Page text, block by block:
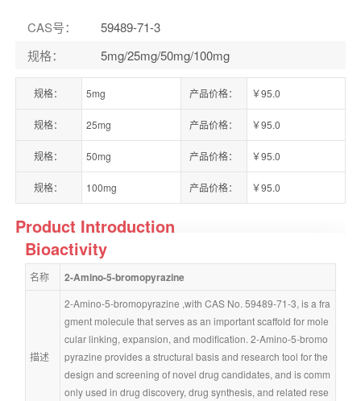
CAS号：
59489-71-3
规格： 5mg/25mg/50mg/100mg
规格： 5mg 产品价格： ￥95.0
规格： 25mg 产品价格： ￥95.0
规格： 50mg 产品价格： ￥95.0
规格： 100mg 产品价格： ￥95.0
Product Introduction
Bioactivity
名称 2-Amino-5-bromopyrazine
描述
2-Amino-5-bromopyrazine ,with CAS No. 59489-71-3, is a fra
gment molecule that serves as an important scaffold for mole
cular linking, expansion, and modification. 2-Amino-5-bromo
pyrazine provides a structural basis and research tool for the
design and screening of novel drug candidates, and is comm
only used in drug discovery, drug synthesis, and related rese